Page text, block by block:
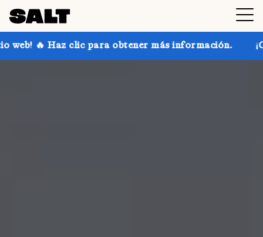
para obtener más información. ¡Consigue hasta un